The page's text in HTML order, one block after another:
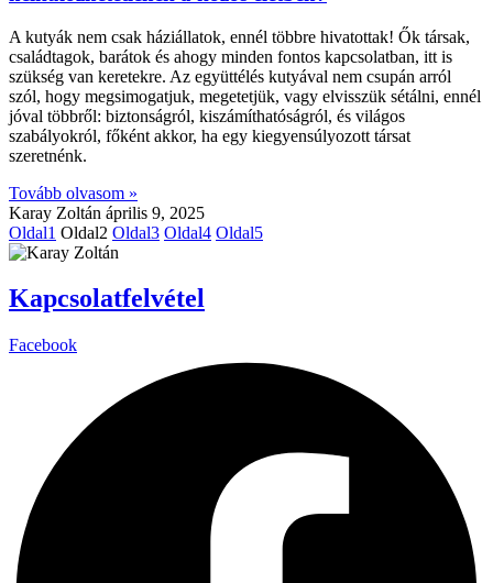
A kutyák nem csak háziállatok, ennél többre hivatottak! Ők társak,
családtagok, barátok és ahogy minden fontos kapcsolatban, itt is
szükség van keretekre. Az együttélés kutyával nem csupán arról
szól, hogy megsimogatjuk, megetetjük, vagy elvisszük sétálni, ennél
jóval többről: biztonságról, kiszámíthatóságról, és világos
szabályokról, főként akkor, ha egy kiegyensúlyozott társat
szeretnénk.
Tovább olvasom »
Karay Zoltán április 9, 2025
Oldal1 Oldal2 Oldal3 Oldal4 Oldal5
Kapcsolatfelvétel
Facebook